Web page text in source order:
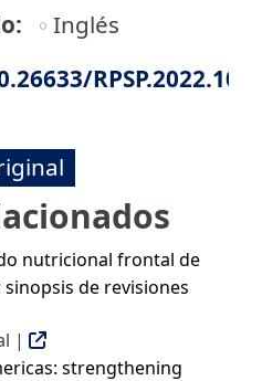
Inglés
RPSP.2022.10
nutricional frontal de
de revisiones
|
strengthening